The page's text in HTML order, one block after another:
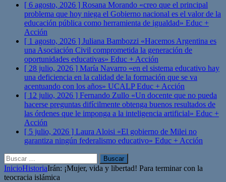
[ 6 agosto, 2026 ] Rosana Morando «creo que el principal
problema que hoy niega el Gobierno nacional es el valor de la
educación pública como herramienta de igualdad» Educ +
Acción
[ 1 agosto, 2026 ] Juliana Bambozzi «Hacemos Argentina es
una Asociación Civil comprometida la generación de
oportunidades educativas» Educ + Acción
[ 28 julio, 2026 ] María Navarro «en el sistema educativo hay
una deficiencia en la calidad de la formación que se va
acentuando con los años» UCALPEduc + Acción
[ 12 julio, 2026 ] Fernando Zullo «Un docente que no pueda
hacerse preguntas difícilmente obtenga buenos resultados de
las órdenes que le imponga a la inteligencia artificial» Educ +
Acción
[ 5 julio, 2026 ] Laura Aloisi «El gobierno de Milei no
garantiza ningún federalismo educativo» Educ + Acción
Buscar:
InicioHistoriaIrán: ¡Mujer, vida y libertad! Para terminar con la
teocracia islámica